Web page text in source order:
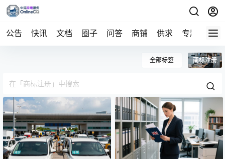
公告 快讯 文档 圈子 问答 商铺 供求 专题 导航
全部标签 商标注册